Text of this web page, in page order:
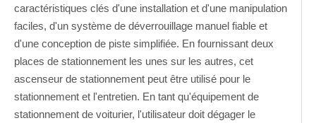
caractéristiques clés d'une installation et d'une manipulation
faciles, d'un système de déverrouillage manuel fiable et
d'une conception de piste simplifiée. En fournissant deux
places de stationnement les unes sur les autres, cet
ascenseur de stationnement peut être utilisé pour le
stationnement et l'entretien. En tant qu'équipement de
stationnement de voiturier, l'utilisateur doit dégager le